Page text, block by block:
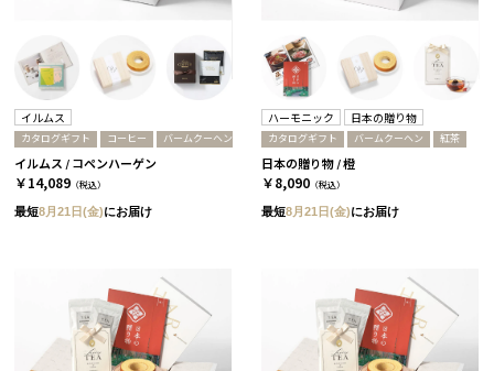
イルムス
カタログギフト コーヒー バームクーヘン
イルムス / コペンハーゲン
￥14,089 （税込）
最短8月21日(金)にお届け
ハーモニック 日本の贈り物
カタログギフト バームクーヘン 紅茶
日本の贈り物 / 橙
￥8,090 （税込）
最短8月21日(金)にお届け